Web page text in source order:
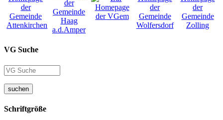
VG Suche
suchen
Schriftgröße